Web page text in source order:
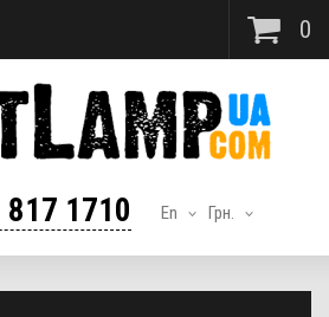
0
Грн.
En
817 1710